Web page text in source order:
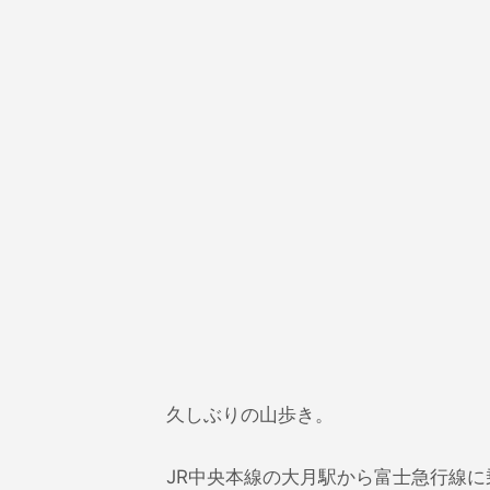
久しぶりの山歩き。
JR中央本線の大月駅から富士急行線に